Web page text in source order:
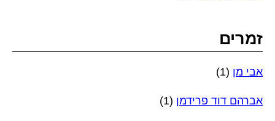
זמרים
אבי מן (1)
אברהם דוד פרידמן (1)